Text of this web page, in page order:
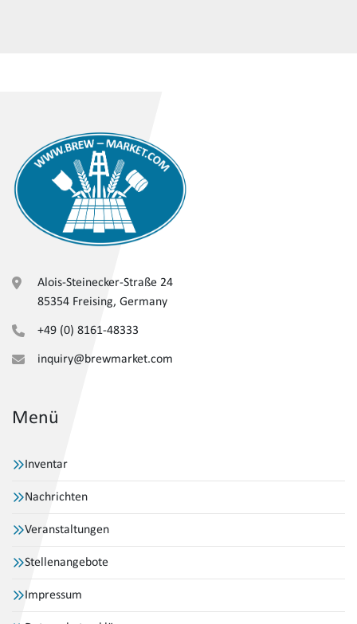
Alois-Steinecker-Straße 24
85354 Freising, Germany
+49 (0) 8161-48333
inquiry@brewmarket.com
Menü
Inventar
Nachrichten
Veranstaltungen
Stellenangebote
Impressum